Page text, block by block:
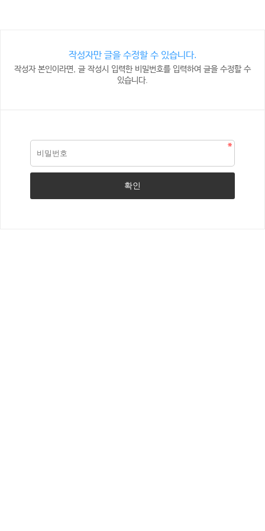
작성자만 글을 수정할 수 있습니다.
작성자 본인이라면, 글 작성시 입력한 비밀번호를 입력하여 글을 수정할 수
있습니다.